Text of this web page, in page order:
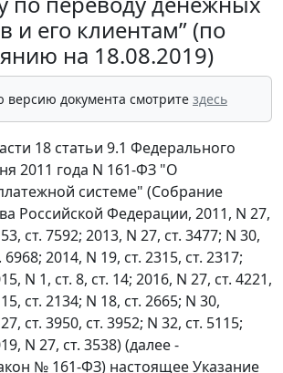
и его клиентам” (по
на 18.08.2019)
версию документа смотрите здесь
18 статьи 9.1 Федерального
2011 года N 161-ФЗ "О
системе" (Собрание
Российской Федерации, 2011, N 27,
ст. 7592; 2013, N 27, ст. 3477; N 30,
6968; 2014, N 19, ст. 2315, ст. 2317;
N 1, ст. 8, ст. 14; 2016, N 27, ст. 4221,
ст. 2134; N 18, ст. 2665; N 30,
ст. 3950, ст. 3952; N 32, ст. 5115;
N 27, ст. 3538) (далее -
№ 161-ФЗ) настоящее Указание